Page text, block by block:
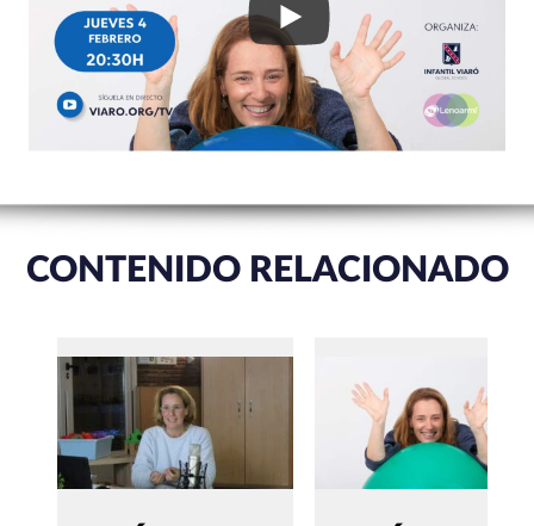
CONTENIDO RELACIONADO